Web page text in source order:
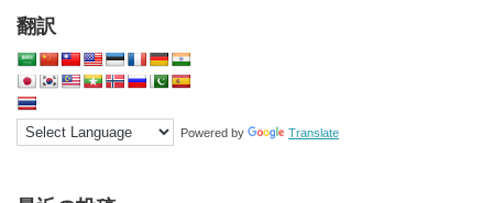
翻訳
Powered by Translate